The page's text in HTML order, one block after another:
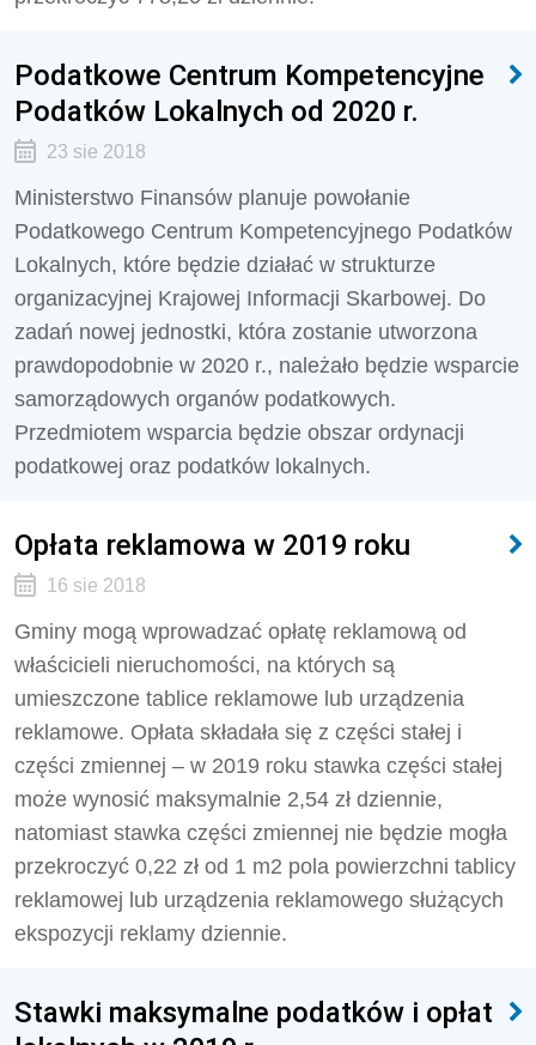
Podatkowe Centrum Kompetencyjne
Podatków Lokalnych od 2020 r.
23 sie 2018
Ministerstwo Finansów planuje powołanie
Podatkowego Centrum Kompetencyjnego Podatków
Lokalnych, które będzie działać w strukturze
organizacyjnej Krajowej Informacji Skarbowej. Do
zadań nowej jednostki, która zostanie utworzona
prawdopodobnie w 2020 r., należało będzie wsparcie
samorządowych organów podatkowych.
Przedmiotem wsparcia będzie obszar ordynacji
podatkowej oraz podatków lokalnych.
Opłata reklamowa w 2019 roku
16 sie 2018
Gminy mogą wprowadzać opłatę reklamową od
właścicieli nieruchomości, na których są
umieszczone tablice reklamowe lub urządzenia
reklamowe. Opłata składała się z części stałej i
części zmiennej – w 2019 roku stawka części stałej
może wynosić maksymalnie 2,54 zł dziennie,
natomiast stawka części zmiennej nie będzie mogła
przekroczyć 0,22 zł od 1 m2 pola powierzchni tablicy
reklamowej lub urządzenia reklamowego służących
ekspozycji reklamy dziennie.
Stawki maksymalne podatków i opłat